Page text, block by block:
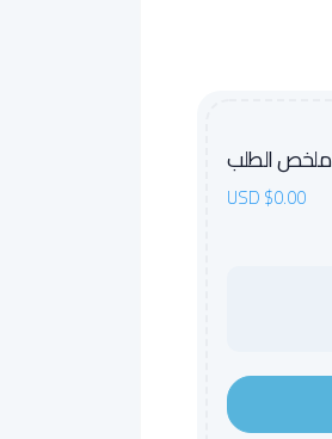
ملخص الطلب
$0.00 USD